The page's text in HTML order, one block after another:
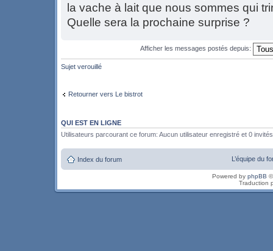
la vache à lait que nous sommes qui
Quelle sera la prochaine surprise ?
Afficher les messages postés depuis:
Sujet verouillé
Retourner vers Le bistrot
QUI EST EN LIGNE
Utilisateurs parcourant ce forum: Aucun utilisateur enregistré et 0 invités
Index du forum L’équipe du
Powered by phpBB
Traduction